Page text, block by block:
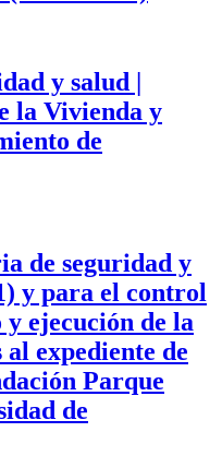
y salud |
la Vivienda y
de
de seguridad y
y para el control
ejecución de la
expediente de
Parque
de